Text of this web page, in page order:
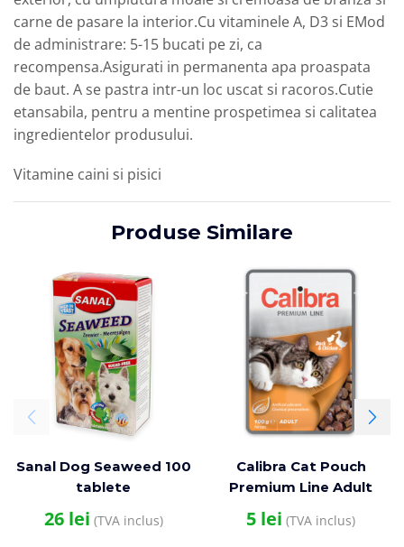
carne de pasare la interior.Cu vitaminele A, D3 si EMod
de administrare: 5-15 bucati pe zi, ca
recompensa.Asigurati in permanenta apa proaspata
de baut. A se pastra intr-un loc uscat si racoros.Cutie
etansabila, pentru a mentine prospetimea si calitatea
ingredientelor produsului.
Vitamine caini si pisici
Produse Similare
Sanal Dog Seaweed 100
tablete
26 lei (TVA inclus)
Calibra Cat Pouch
Premium Line Adult
Duck & Chicken 100 g
5 lei (TVA inclus)